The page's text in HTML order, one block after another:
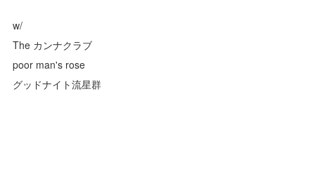
w/
The カンナクラブ
poor man's rose
グッドナイト流星群